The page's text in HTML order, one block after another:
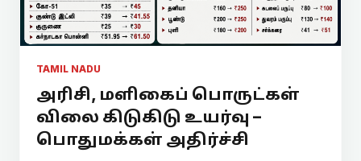
TAMIL NADU
அரிசி, மளிகைப் பொருட்கள்
விலை கிடுகிடு உயர்வு –
பொதுமக்கள் அதிர்ச்சி